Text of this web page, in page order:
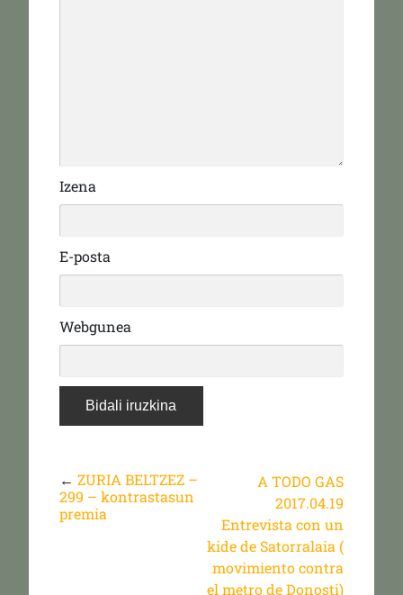
Izena
E-posta
Webgunea
← ZURIA BELTZEZ –
299 – kontrastasun
premia
A TODO GAS
2017.04.19
Entrevista con un
kide de Satorralaia (
movimiento contra
el metro de Donosti)